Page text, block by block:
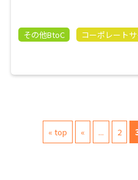
その他BtoC
コーポレート
« top « ... 2